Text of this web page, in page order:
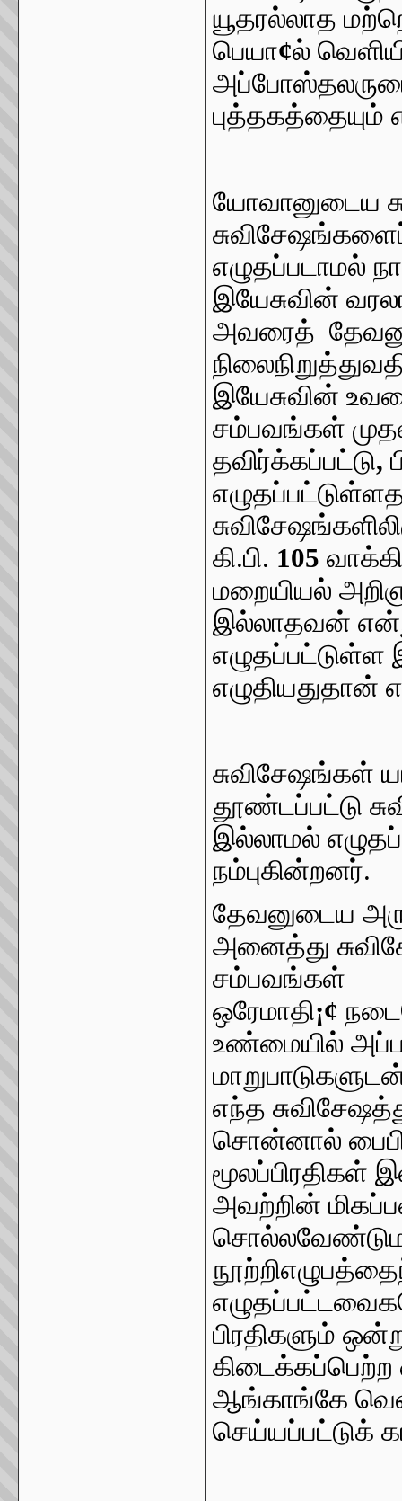
யூதரல்லாத
பெயா¢ல்
புத்தகத்தையும்
யோவானுடைய
எழுதப்படாமல்
இயேசுவின்
அவரைத்
இயேசுவின்
சம்பவங்கள்
தவிர்க்கப்பட்டு,
கி.பி. 105
மறையியல்
இல்லாதவன்
எழுதப்பட்டுள்ள
எழுதியதுதான்
சுவிசேஷங்கள்
தூண்டப்பட்டு
இல்லாமல்
நம்புகின்றனர்.
தேவனுடைய
அனைத்து
சம்பவங்கள்
ஒரேமாதி¡¢
உண்மையில்
எந்த
சொன்னால்
அவற்றின்
பிரதிகளும்
கிடைக்கப்பெற்ற
ஆங்காங்கே
செய்யப்பட்டுக்